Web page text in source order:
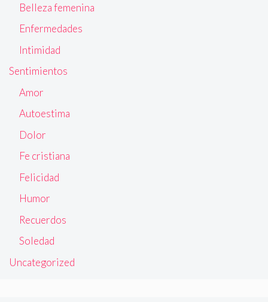
Belleza femenina
Enfermedades
Intimidad
Sentimientos
Amor
Autoestima
Dolor
Fe cristiana
Felicidad
Humor
Recuerdos
Soledad
Uncategorized